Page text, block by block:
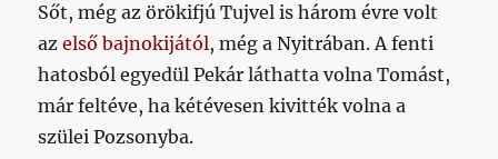
Sőt, még az örökifjú Tujvel is három évre volt
azelső bajnokijától, még a Nyitrában. A fenti
hatosból egyedül Pekár láthatta volna Tomást,
már feltéve, ha kétévesen kivitték volna a
szülei Pozsonyba.